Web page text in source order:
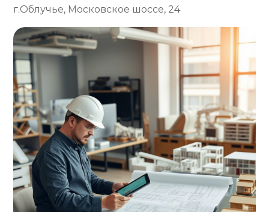
г.Облучье, Московское шоссе, 24